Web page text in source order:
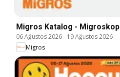
Migros Katalog - Migroskop
06 Ağustos 2026- 19 Ağustos 2026
Migros